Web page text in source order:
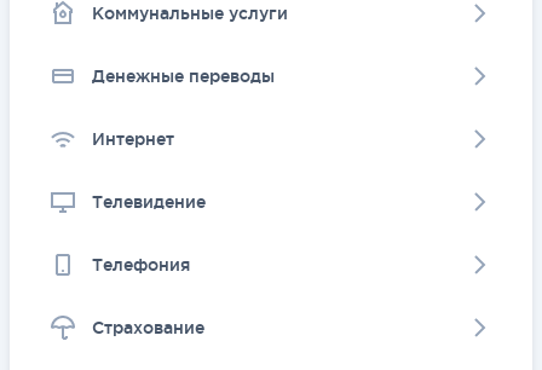
Коммунальные услуги
Денежные переводы
Интернет
Телевидение
Телефония
Страхование